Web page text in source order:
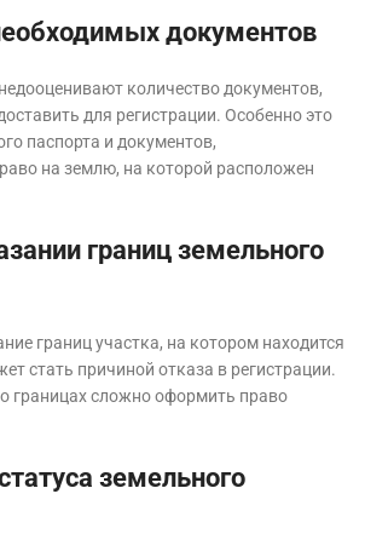
документов
количество документов,
для регистрации. Особенно это
паспорта и документов,
на землю, на которой расположен
границ земельного
границ участка, на котором находится
стать причиной отказа в регистрации.
границах сложно оформить право
земельного